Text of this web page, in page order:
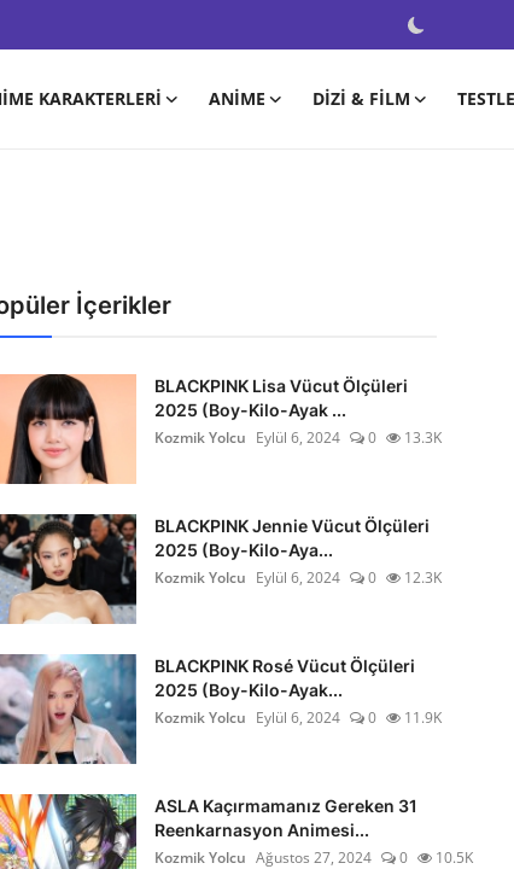
KARAKTERLERI ANIME DIZI & FILM
İçerikler
BLACKPINK Lisa Vücut Ölçüleri
2025 (Boy-Kilo-Ayak ...
Kozmik Yolcu Eylül 6, 2024 0 13.3K
BLACKPINK Jennie Vücut Ölçüleri
2025 (Boy-Kilo-Aya...
Kozmik Yolcu Eylül 6, 2024 0 12.3K
BLACKPINK Rosé Vücut Ölçüleri
2025 (Boy-Kilo-Ayak...
Kozmik Yolcu Eylül 6, 2024 0 11.9K
ASLA Kaçırmamanız Gereken 31
Reenkarnasyon Animesi...
Kozmik Yolcu Ağustos 27, 2024 0 10.5K